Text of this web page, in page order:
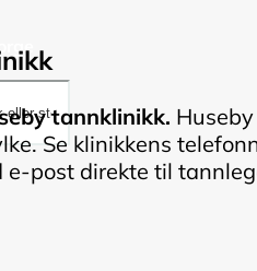
tannklinikk.
Se klinikkens
e-post direkte til